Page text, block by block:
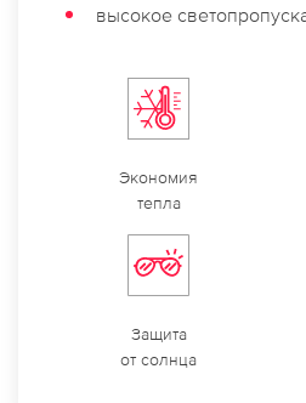
высокое
Экономия
тепла
Защита
от солнца